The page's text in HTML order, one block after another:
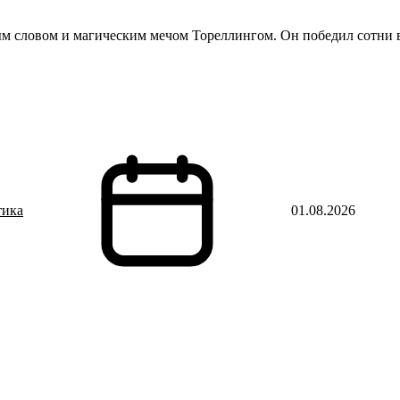
и магическим мечом Тореллингом. Он победил сотни
01.08.2026